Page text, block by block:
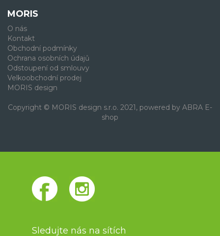
MORIS
O nás
Kontakt
Obchodní podmínky
Ochrana osobních údajů
Odstoupení od smlouvy
Velkoobchodní prodej
MORIS design
Copyright © MORIS design s.r.o. 2021, powered by ABRA E-
shop
Sledujte nás na sítích